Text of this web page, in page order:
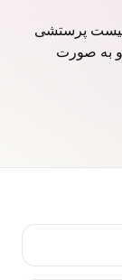
پرستشی
و به صورت